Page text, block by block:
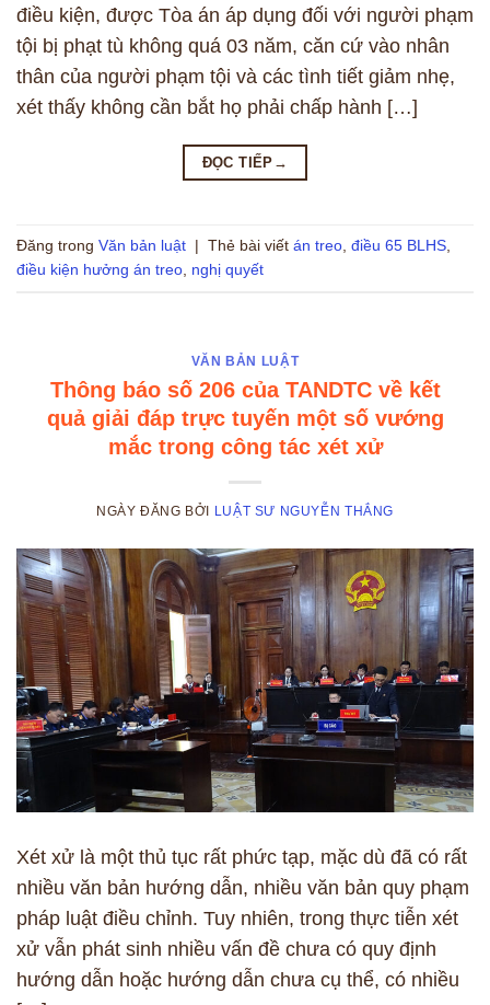
điều kiện, được Tòa án áp dụng đối với người phạm
tội bị phạt tù không quá 03 năm, căn cứ vào nhân
thân của người phạm tội và các tình tiết giảm nhẹ,
xét thấy không cần bắt họ phải chấp hành […]
ĐỌC TIẾP →
Đăng trong Văn bản luật | Thẻ bài viết án treo điều 65 BLHS
điều kiện hưởng án treo nghị quyết
VĂN BẢN LUẬT
Thông báo số 206 của TANDTC về kết
quả giải đáp trực tuyến một số vướng
mắc trong công tác xét xử
NGÀY ĐĂNG BỞI LUẬT SƯ NGUYỄN THẮNG
Xét xử là một thủ tục rất phức tạp, mặc dù đã có rất
nhiều văn bản hướng dẫn, nhiều văn bản quy phạm
pháp luật điều chỉnh. Tuy nhiên, trong thực tiễn xét
xử vẫn phát sinh nhiều vấn đề chưa có quy định
hướng dẫn hoặc hướng dẫn chưa cụ thể, có nhiều